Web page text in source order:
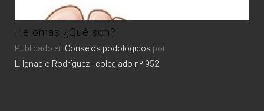
Helomas ¿Qué son?
Publicado en Consejos podológicos por
L. Ignacio Rodríguez - colegiado nº 952